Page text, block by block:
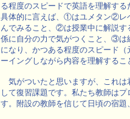
る程度のスピードで英語を理解す
具体的に言えば、①はユメタン②レ
んでみること、②は授業中に解説す
係に自分の力で気がつくこと、③は
になり、かつある程度のスピード
ーイングしながら内容を理解するこ
気がついたと思いますが、これは
して復習課題です。私たち教師は
す。附設の教師を信じて日頃の宿